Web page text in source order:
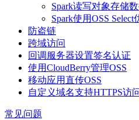
Spark读写对象存储
Spark使用OSS
防盗链
跨域访问
回调服务器设置签名认证
使用CloudBerry管理OSS
移动应用直传OSS
自定义域名支持HTTPS访
常见问题